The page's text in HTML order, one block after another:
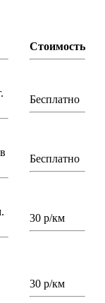
Стоимость
Бесплатно
Бесплатно
30 р/км
30 р/км